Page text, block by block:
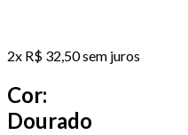
2x R$ 32,50sem juros
Cor:
Dourado